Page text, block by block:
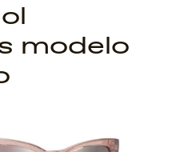
modelo